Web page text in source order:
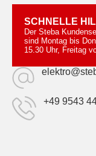
SCHNELLE
Der Steba
sind Montag bis
15.30 Uhr, Freitag
+49 9543